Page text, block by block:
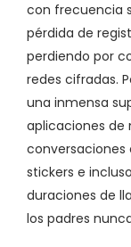
con frecuencia
pérdida de
perdiendo por
redes cifradas.
una inmensa
aplicaciones de
stickers e
duraciones de
los padres